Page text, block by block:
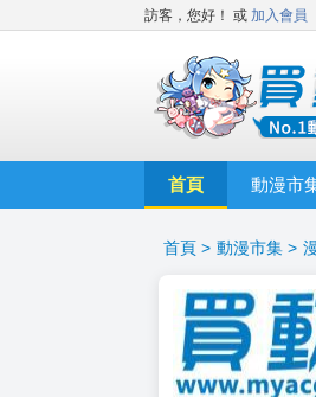
訪客，您好！ 或 加入會員
首頁 動漫市
首頁 > 動漫市集 >